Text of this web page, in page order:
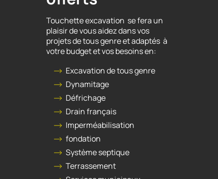
Touchette excavation se fera un
plaisir de vous aidez dans vos
projets de tous genre et adaptés à
votre budget et vos besoins en:
Excavation de tous genre
Dynamitage
Défrichage
Drain français
Imperméabilisation
fondation
Système septique
Terrassement